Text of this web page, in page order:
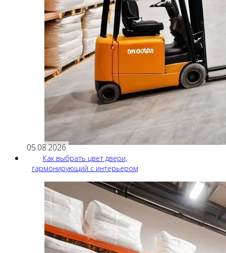
05.08.2026
Как выбрать цвет двери,
гармонирующий с интерьером